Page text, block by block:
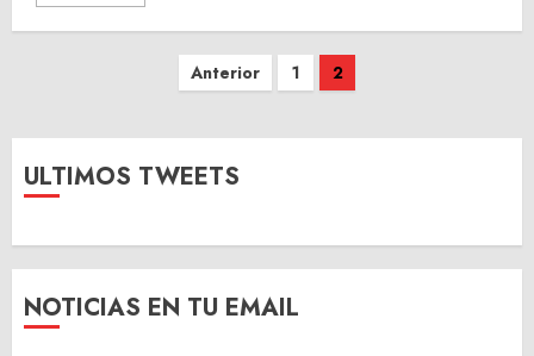
entradas
Anterior 1 2
ULTIMOS TWEETS
NOTICIAS EN TU EMAIL